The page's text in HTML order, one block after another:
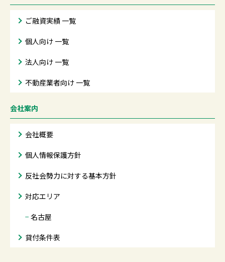
ご融資実績 一覧
個人向け 一覧
法人向け 一覧
不動産業者向け 一覧
会社案内
会社概要
個人情報保護方針
反社会勢力に対する基本方針
対応エリア
− 名古屋
貸付条件表